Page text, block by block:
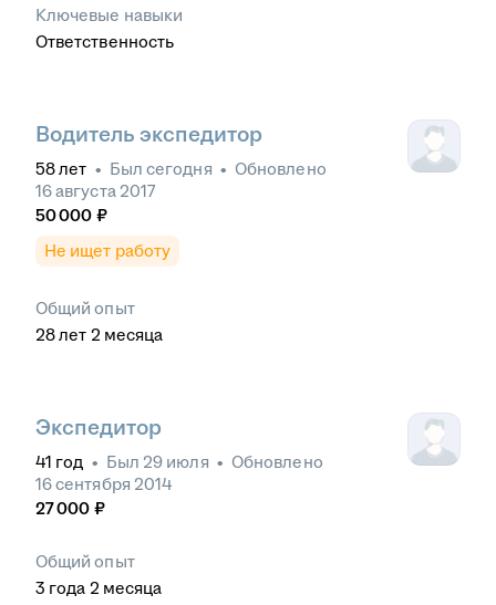
Ключевые навыки
Ответственность
Водитель экспедитор
58лет • Был сегодня • Обновлено
16 августа 2017
50 000 ₽
Не ищет работу
Общий опыт
28лет 2 месяца
Экспедитор
41 год • Был 29 июля • Обновлено
16 сентября 2014
27 000 ₽
Общий опыт
3 года 2 месяца